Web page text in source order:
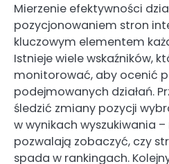
Mierzenie efektywności
pozycjonowaniem stron
kluczowym elementem
Istnieje wiele wskaźników,
monitorować, aby ocenić
podejmowanych działań.
śledzić zmiany pozycji
w wynikach wyszukiwania
pozwalają zobaczyć, czy
spada w rankingach.